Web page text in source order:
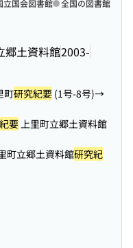
郷土資料館2003-
立国会図書館 全国の図書館
町研究紀要 (1号-8号)→
要上里町立郷土資料館
町立郷土資料館研究紀